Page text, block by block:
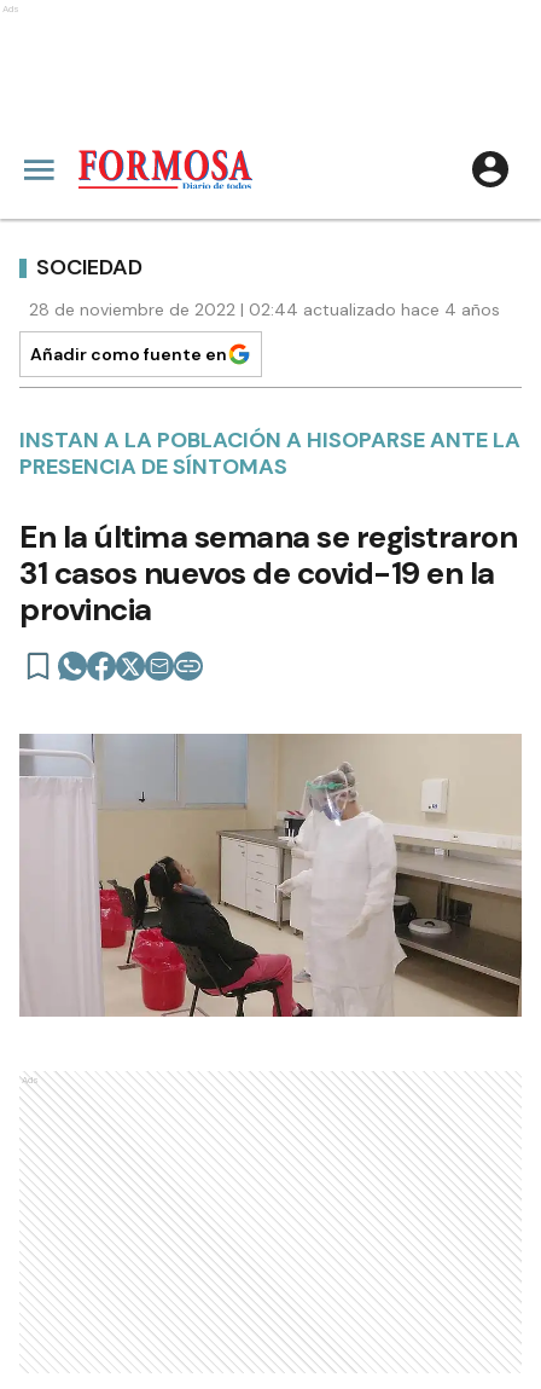
Ads
SOCIEDAD
28 de noviembre de 2022 | 02:44 actualizado hace 4 años
Añadir como fuente en
INSTAN A LA POBLACIÓN A HISOPARSE ANTE LA
PRESENCIA DE SÍNTOMAS
En la última semana se registraron
31 casos nuevos de covid-19 en la
provincia
Ads